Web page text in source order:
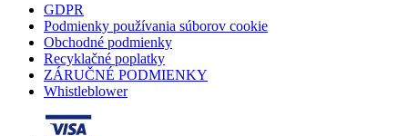
GDPR
Podmienky používania súborov cookie
Obchodné podmienky
Recyklačné poplatky
ZÁRUČNÉ PODMIENKY
Whistleblower